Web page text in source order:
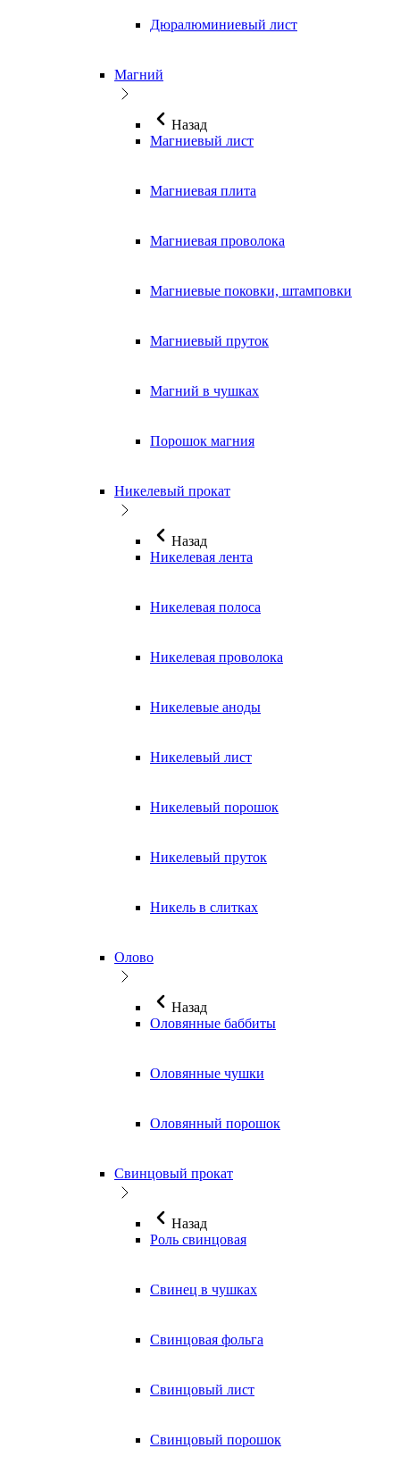
Дюралюминиевый лист
Магний
Назад
Магниевый лист
Магниевая плита
Магниевая проволока
Магниевые поковки, штамповки
Магниевый пруток
Магний в чушках
Порошок магния
Никелевый прокат
Назад
Никелевая лента
Никелевая полоса
Никелевая проволока
Никелевые аноды
Никелевый лист
Никелевый порошок
Никелевый пруток
Никель в слитках
Олово
Назад
Оловянные баббиты
Оловянные чушки
Оловянный порошок
Свинцовый прокат
Назад
Роль свинцовая
Свинец в чушках
Свинцовая фольга
Свинцовый лист
Свинцовый порошок